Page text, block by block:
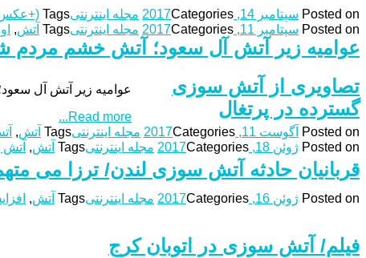
Posted on سپتامبر 14, 2017 Categories مجله اینترنتیTags
Posted on سپتامبر 11, 2017 Categories مجله اینترنتیTags آتش,
عوامیه زیر آتش آل سعود؛ آتش خشم
عوامیه زیر آتش آل
Read more...
Posted on آگوست 11, 2017 Categories مجله اینترنتیTags آتش,
تصاویری از آتش سوزی
گسترده در پرتغال
Posted on ژوئن 18, 2017 Categories مجله اینترنتیTags آتش, آتش
قربانیان حادثه آتش سوزی لندن/ ترزا می
Posted on ژوئن 16, 2017 Categories مجله اینترنتیTags آتش,
فیلم/ آتش سوزی در اتوبان کرج